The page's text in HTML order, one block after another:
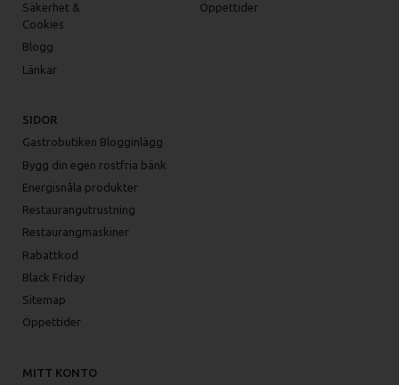
Säkerhet &
Cookies
Blogg
Länkar
Öppettider
SIDOR
Gastrobutiken Blogginlägg
Bygg din egen rostfria bänk
Energisnåla produkter
Restaurangutrustning
Restaurangmaskiner
Rabattkod
Black Friday
Sitemap
Öppettider
MITT KONTO